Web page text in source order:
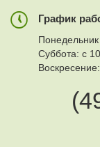
График
Суббота: с